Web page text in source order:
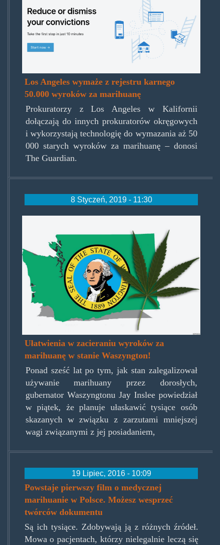
Los Angeles wymaże z rejestru karnego
50.000 wyroków za marihuanę
Prokuratorzy z Los Angeles w Kalifornii
dołączają do innych prokuratorów okręgowych
i wykorzystają technologię do wymazania aż 50
000 starych wyroków za marihuanę – donosi
The Guardian.
8 Styczeń, 2019 - 11:30
Ułatwienia w zacieraniu wyroków za
marihuanę w stanie Waszyngton!
Ponad sześć lat po tym, jak stan zalegalizował
używanie marihuany przez dorosłych,
gubernator Waszyngtonu Jay Inslee powiedział
w piątek, że planuje ułaskawić tysiące osób
skazanych w związku z zarzutami mniejszej
wagi związanymi z jej posiadaniem,
19 Lipiec, 2016 - 10:09
Powstaje pierwszy film o medycznej
marihuanie w Polsce. Możesz wesprzeć
twórców dokumentu
Są ich tysiące. Zdobywają ją z różnych źródeł.
Mowa o pacjentach, którzy nielegalnie leczą się